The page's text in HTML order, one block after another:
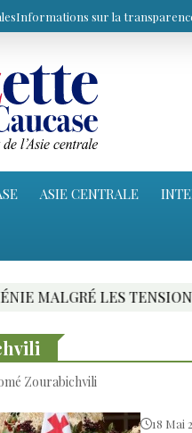
Informations sur la
ASIE CENTRALE
LES TENSIONS AVEC
Zourabichvili
18 Mai